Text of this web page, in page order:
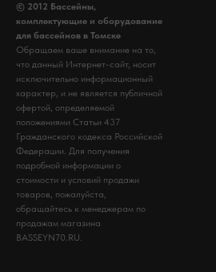
© 2012 Бассейны,
комплектующие и оборудование
для бассейнов в Томске
Обращаем ваше внимание на то,
что данный Интернет-сайт, носит
исключительно информационный
характер, и не является публичной
офертой, определяемой
положениями Статьи 437
Гражданского кодекса Российской
Федерации. Для получения
подробной информации о
стоимости и условий продажи
товаров, пожалуйста,
обращайтесь к менеджерам по
продажам магазина
BASSEYN70.RU.